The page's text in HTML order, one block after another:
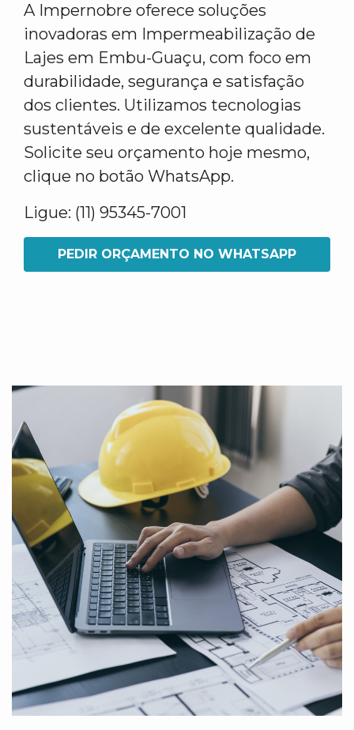
A Impernobre oferece soluções
inovadoras em Impermeabilização de
Lajes em Embu-Guaçu, com foco em
durabilidade, segurança e satisfação
dos clientes. Utilizamos tecnologias
sustentáveis e de excelente qualidade.
Solicite seu orçamento hoje mesmo,
clique no botão WhatsApp.
Ligue: (11) 95345-7001
PEDIR ORÇAMENTO NO WHATSAPP